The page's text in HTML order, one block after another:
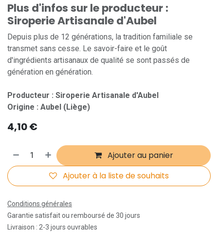
Plus d'infos sur le producteur :
Siroperie Artisanale d'Aubel
Depuis plus de 12 générations, la tradition familiale se
transmet sans cesse. Le savoir-faire et le goût
d'ingrédients artisanaux de qualité se sont passés de
génération en génération.
Producteur : Siroperie Artisanale d'Aubel
Origine : Aubel (Liège)
4,10€
Ajouter au panier
Ajouter à la liste de souhaits
Conditions générales
Garantie satisfait ou remboursé de 30 jours
Livraison : 2-3 jours ouvrables